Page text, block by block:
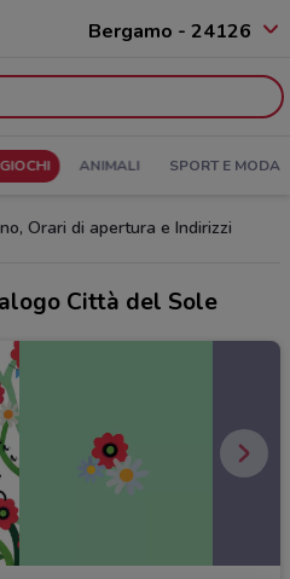
Bergamo - 24126
ANIMALI SPORT E MODA
Orari di apertura e Indirizzi
Città del Sole